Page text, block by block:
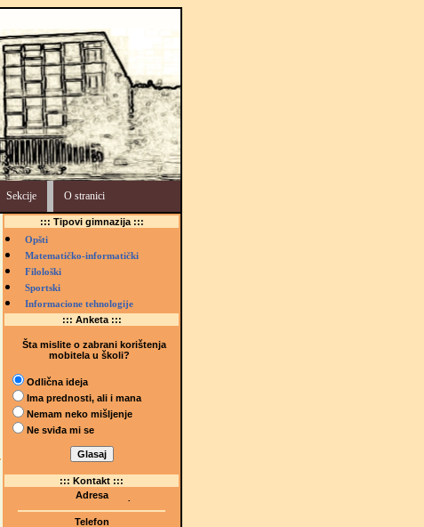
Sekcije O stranici
::: Tipovi gimnazija :::
Opšti
Matematičko-informatički
Filološki
Sportski
Informacione tehnologije
::: Anketa :::
Šta mislite o zabrani korištenja
mobitela u školi?
Odlična ideja
Ima prednosti, ali i mana
Nemam neko mišljenje
Ne sviđa mi se
::: Kontakt :::
Adresa
(Šetalište I.G. Kovačića 1)
Telefon